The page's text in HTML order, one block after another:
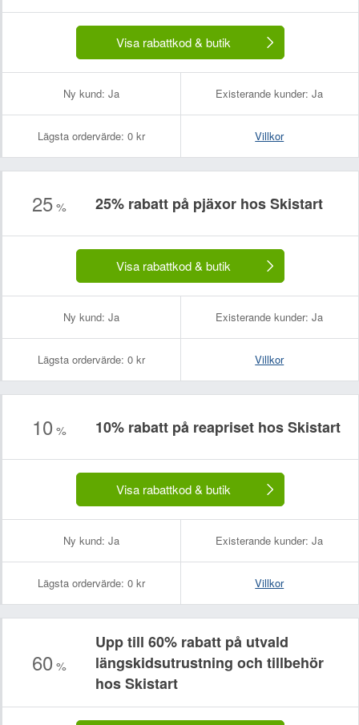
Visa rabattkod & butik
Ny kund: Ja Existerande kunder: Ja
Lägsta ordervärde: 0 kr Villkor
25 % 25% rabatt på pjäxor hos Skistart
Visa rabattkod & butik
Ny kund: Ja Existerande kunder: Ja
Lägsta ordervärde: 0 kr Villkor
10 % 10% rabatt på reapriset hos Skistart
Visa rabattkod & butik
Ny kund: Ja Existerande kunder: Ja
Lägsta ordervärde: 0 kr Villkor
60 %
Upp till 60% rabatt på utvald
längskidsutrustning och tillbehör
hos Skistart